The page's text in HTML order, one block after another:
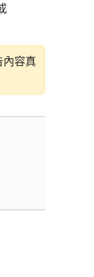
內容真